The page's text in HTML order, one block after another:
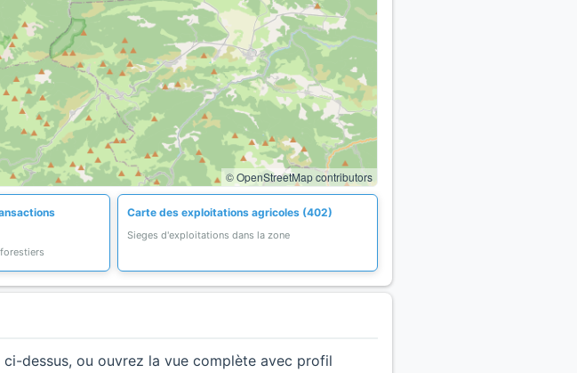
© OpenStreetMap contributors
Carte des exploitations agricoles (402)
Sieges d'exploitations dans la zone
dessus, ou ouvrez la vue complète avec profil